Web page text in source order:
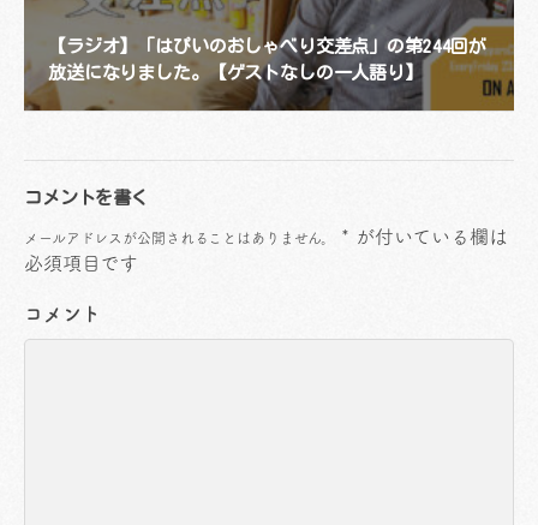
【ラジオ】「はぴいのおしゃべり交差点」の第244回が
放送になりました。【ゲストなしの一人語り】
コメントを書く
メールアドレスが公開されることはありません。 * が付いている欄は
必須項目です
コメント